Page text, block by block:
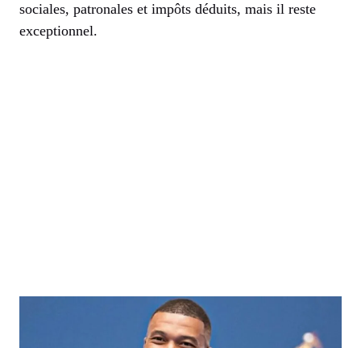
sociales, patronales et impôts déduits, mais il reste
exceptionnel.